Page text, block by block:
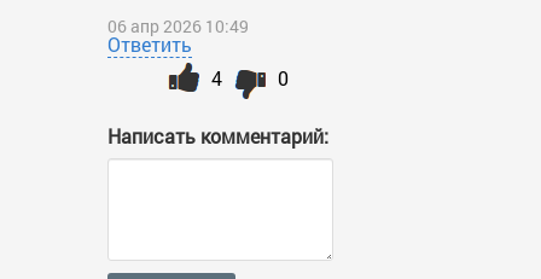
06 апр 2026 10:49
Ответить
0
4
Написать комментарий: